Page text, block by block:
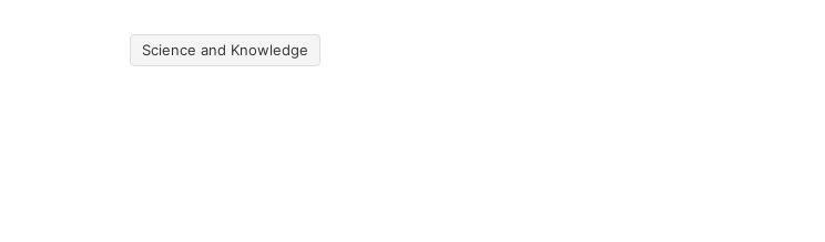
Science and Knowledge